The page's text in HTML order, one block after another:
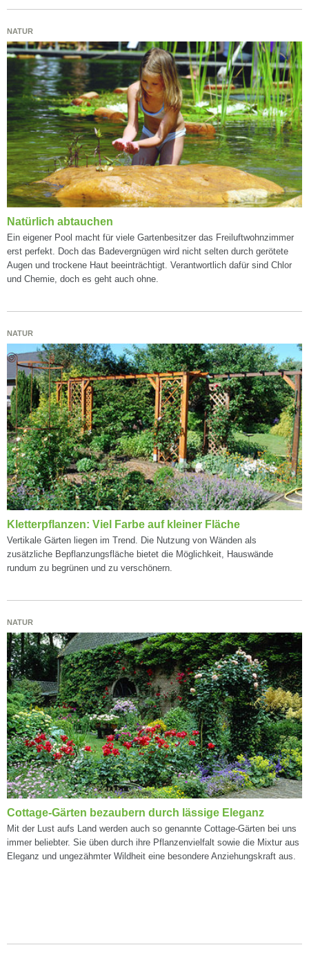
NATUR
Natürlich abtauchen
Ein eigener Pool macht für viele Gartenbesitzer das Freiluftwohnzimmer
erst perfekt. Doch das Badevergnügen wird nicht selten durch gerötete
Augen und trockene Haut beeinträchtigt. Verantwortlich dafür sind Chlor
und Chemie, doch es geht auch ohne.
NATUR
Kletterpflanzen: Viel Farbe auf kleiner Fläche
Vertikale Gärten liegen im Trend. Die Nutzung von Wänden als
zusätzliche Bepflanzungsfläche bietet die Möglichkeit, Hauswände
rundum zu begrünen und zu verschönern.
NATUR
Cottage-Gärten bezaubern durch lässige Eleganz
Mit der Lust aufs Land werden auch so genannte Cottage-Gärten bei uns
immer beliebter. Sie üben durch ihre Pflanzenvielfalt sowie die Mixtur aus
Eleganz und ungezähmter Wildheit eine besondere Anziehungskraft aus.